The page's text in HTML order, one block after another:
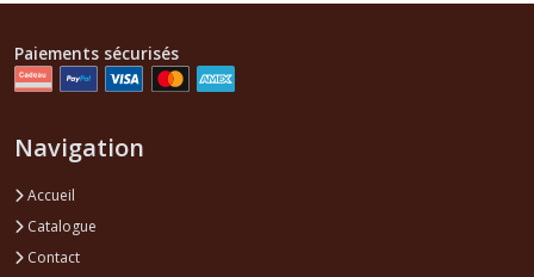
Paiements sécurisés
Navigation
Accueil
Catalogue
Contact